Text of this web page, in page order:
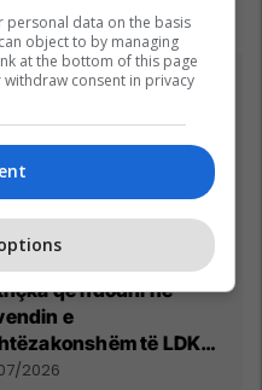
nga prokuroria e
për krime lufte,
serb thotë se
2026
që ndodhi në
e
të LDK-
2026
personal data on the basis
object to by managing
at the bottom of this page
consent in privacy